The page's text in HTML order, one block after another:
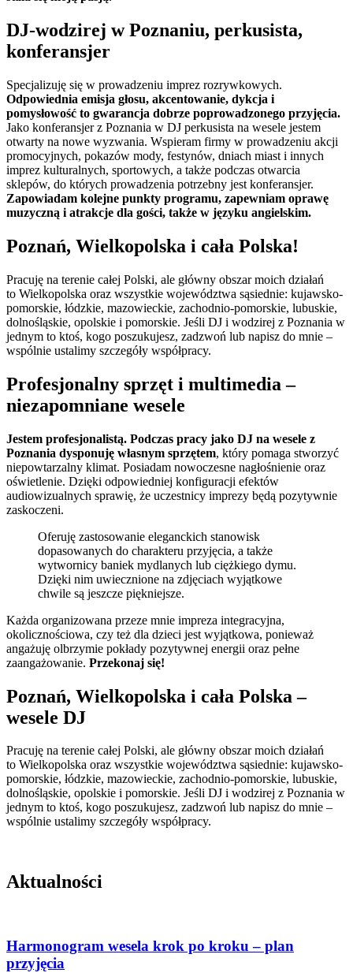
DJ-wodzirej w Poznaniu, perkusista,
konferansjer
Specjalizuję się w prowadzeniu imprez rozrywkowych.
Odpowiednia emisja głosu, akcentowanie, dykcja i
pomysłowość to gwarancja dobrze poprowadzonego przyjęcia.
Jako konferansjer z Poznania w DJ perkusista na wesele jestem
otwarty na nowe wyzwania. Wspieram firmy w prowadzeniu akcji
promocyjnych, pokazów mody, festynów, dniach miast i innych
imprez kulturalnych, sportowych, a także podczas otwarcia
sklepów, do których prowadzenia potrzebny jest konferansjer.
Zapowiadam kolejne punkty programu, zapewniam oprawę
muzyczną i atrakcje dla gości, także w języku angielskim.
Poznań, Wielkopolska i cała Polska!
Pracuję na terenie całej Polski, ale główny obszar moich działań
to Wielkopolska oraz wszystkie województwa sąsiednie: kujawsko-
pomorskie, łódzkie, mazowieckie, zachodnio-pomorskie, lubuskie,
dolnośląskie, opolskie i pomorskie. Jeśli DJ i wodzirej z Poznania w
jednym to ktoś, kogo poszukujesz, zadzwoń lub napisz do mnie –
wspólnie ustalimy szczegóły współpracy.
Profesjonalny sprzęt i multimedia –
niezapomniane wesele
Jestem profesjonalistą. Podczas pracy jako DJ na wesele z
Poznania dysponuję własnym sprzętem, który pomaga stworzyć
niepowtarzalny klimat. Posiadam nowoczesne nagłośnienie oraz
oświetlenie. Dzięki odpowiedniej konfiguracji efektów
audiowizualnych sprawię, że uczestnicy imprezy będą pozytywnie
zaskoczeni.
Oferuję zastosowanie eleganckich stanowisk
dopasowanych do charakteru przyjęcia, a także
wytwornicy baniek mydlanych lub ciężkiego dymu.
Dzięki nim uwiecznione na zdjęciach wyjątkowe
chwile są jeszcze piękniejsze.
Każda organizowana przeze mnie impreza integracyjna,
okolicznościowa, czy też dla dzieci jest wyjątkowa, ponieważ
angażuję olbrzymie pokłady pozytywnej energii oraz pełne
zaangażowanie. Przekonaj się!
Poznań, Wielkopolska i cała Polska –
wesele DJ
Pracuję na terenie całej Polski, ale główny obszar moich działań
to Wielkopolska oraz wszystkie województwa sąsiednie: kujawsko-
pomorskie, łódzkie, mazowieckie, zachodnio-pomorskie, lubuskie,
dolnośląskie, opolskie i pomorskie. Jeśli DJ i wodzirej z Poznania w
jednym to ktoś, kogo poszukujesz, zadzwoń lub napisz do mnie –
wspólnie ustalimy szczegóły współpracy.
Aktualności
Harmonogram wesela krok po kroku – plan
przyjęcia